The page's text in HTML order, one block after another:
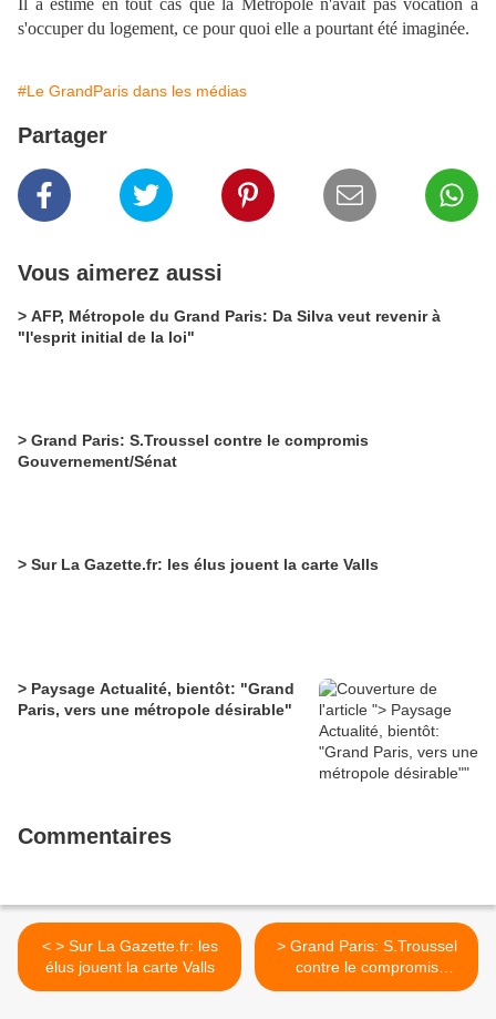
Il a estimé en tout cas que la Métropole n'avait pas vocation à
s'occuper du logement, ce pour quoi elle a pourtant été imaginée.
#Le GrandParis dans les médias
Partager
Vous aimerez aussi
> AFP, Métropole du Grand Paris: Da Silva veut revenir à
"l'esprit initial de la loi"
> Grand Paris: S.Troussel contre le compromis
Gouvernement/Sénat
> Sur La Gazette.fr: les élus jouent la carte Valls
> Paysage Actualité, bientôt: "Grand
Paris, vers une métropole désirable"
Commentaires
< > Sur La Gazette.fr: les
élus jouent la carte Valls
> Grand Paris: S.Troussel
contre le compromis
Gouvernement/Sénat >